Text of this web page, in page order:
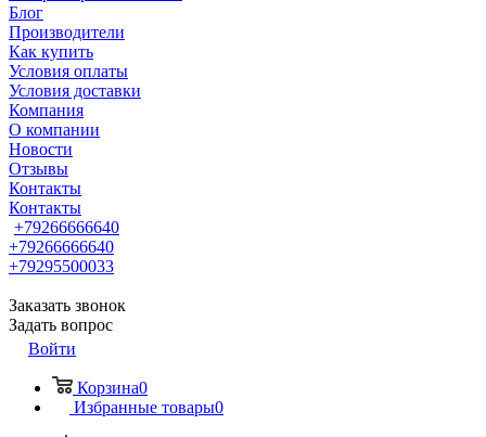
Блог
Производители
Как купить
Условия оплаты
Условия доставки
Компания
О компании
Новости
Отзывы
Контакты
Контакты
+79266666640
+79266666640
+79295500033
Заказать звонок
Задать вопрос
Войти
Корзина0
Избранные товары0